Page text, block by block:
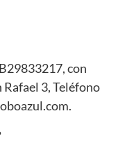
con
3, Teléfono